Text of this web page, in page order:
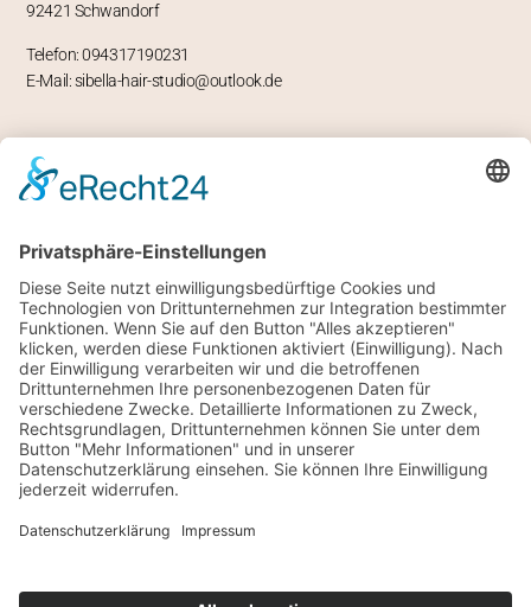
92421 Schwandorf
Telefon: 094317190231
E-Mail: sibella-hair-studio@outlook.de
ÖFFNUNGSZEITEN
Sa 8 bis 14 Uhr
RECHTLICHES
Impressum
Datenschutz
Allgemeine Geschäftsbedingungen
SONSTIGES
Facebook